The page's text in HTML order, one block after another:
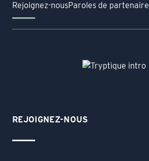
Rejoignez-nousParoles de partenaire
REJOIGNEZ-NOUS